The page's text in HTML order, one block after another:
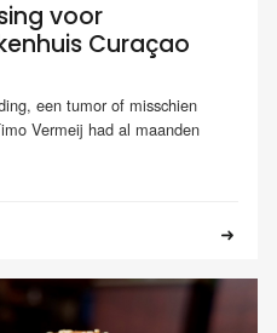
voor
Curaçao
een tumor of misschien
Vermeij had al maanden